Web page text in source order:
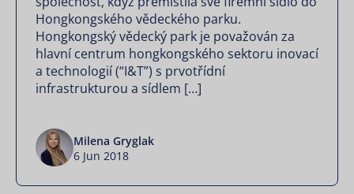
Hongkongského vědeckého parku.
Hongkongský vědecký park je považován za
hlavní centrum hongkongského sektoru inovací
a technologií (“I&T”) s prvotřídní
infrastrukturou a sídlem […]
Milena Gryglak
6 Jun 2018